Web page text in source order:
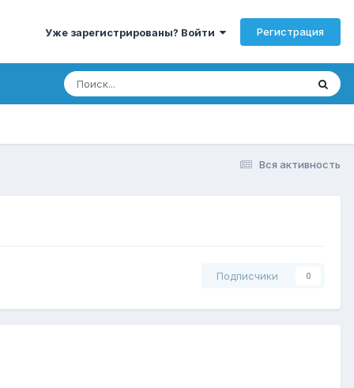
Уже зарегистрированы? Войти Регистрация
Вся активность
Подписчики 0